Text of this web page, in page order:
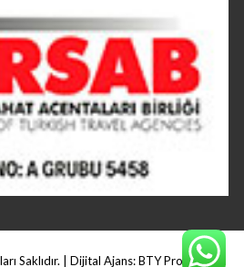
Saklıdır. | Dijital Ajans:BTY Production